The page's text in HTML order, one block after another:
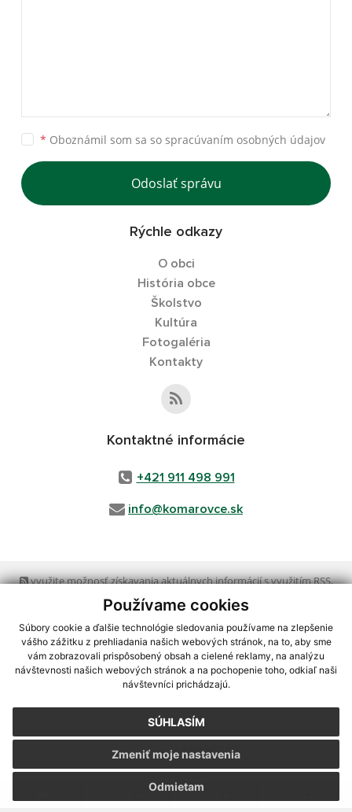
Používame cookies
Súbory cookie a ďalšie technológie sledovania používame na zlepšenie
vášho zážitku z prehliadania našich webových stránok, na to, aby sme
vám zobrazovali prispôsobený obsah a cielené reklamy, na analýzu
návštevnosti našich webových stránok a na pochopenie toho, odkiaľ naši
návštevníci prichádzajú.
SÚHLASÍM
Odmietam
Zmeniť moje nastavenia
* Oboznámil som sa so spracúvaním osobných údajov
Odoslať správu
Rýchle odkazy
O obci
História obce
Školstvo
Kultúra
Fotogaléria
Kontakty
Kontaktné informácie
+421 911 498 991
info@komarovce.sk
využite možnosť získavania aktuálnych informácií s využitím RSS,
CMS systém (redakčný) systém ECHELON 2, Mapa stránok
webex.digital, s.r.o.,domény,registrácia domény
spoločnosť webex.digital, s.r.o.,technický prevádzkovateľ
Posledná aktualizácia:06.08.2026
Vytlačiť stránku|Vyhlásenie o prístupnosti
webdesign